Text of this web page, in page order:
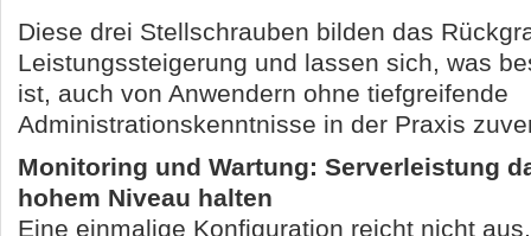
Diese drei Stellschrauben bilden das
Leistungssteigerung und lassen sich, was
ist, auch von Anwendern ohne tiefgreifende
Administrationskenntnisse in der Praxis
Monitoring und Wartung: Serverleistung
hohem Niveau halten
Eine einmalige Konfiguration reicht nicht